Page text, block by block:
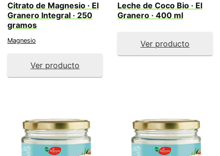
Citrato de Magnesio · El
Granero Integral · 250
gramos
Magnesio
Ver producto
Leche de Coco Bio · El
Granero · 400 ml
Ver producto